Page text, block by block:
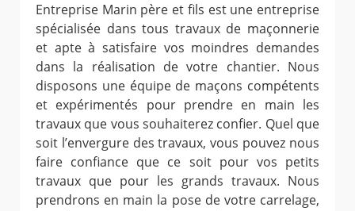
Entreprise Marin père et fils est une entreprise
spécialisée dans tous travaux de maçonnerie
et apte à satisfaire vos moindres demandes
dans la réalisation de votre chantier. Nous
disposons une équipe de maçons compétents
et expérimentés pour prendre en main les
travaux que vous souhaiterez confier. Quel que
soit l’envergure des travaux, vous pouvez nous
faire confiance que ce soit pour vos petits
travaux que pour les grands travaux. Nous
prendrons en main la pose de votre carrelage,